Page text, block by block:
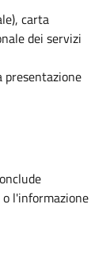
carta
dei servizi
l'informazione